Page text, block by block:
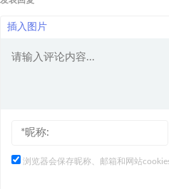
插入图片
浏览器会保存昵称、邮箱和网站